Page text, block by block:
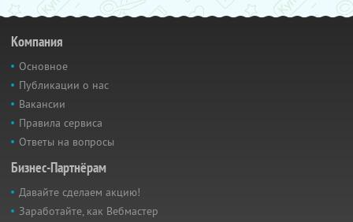
Компания
Основное
Публикации о нас
Вакансии
Правила сервиса
Ответы на вопросы
Бизнес-Партнёрам
Давайте сделаем акцию!
Заработайте, как Вебмастер